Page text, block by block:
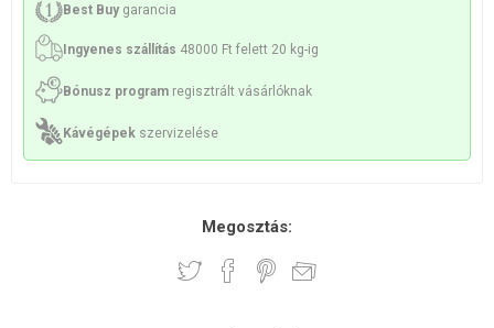
Best Buy garancia
Ingyenes szállítás 48000 Ft felett 20 kg-ig
Bónusz program regisztrált vásárlóknak
Kávégépek szervizelése
Megosztás: